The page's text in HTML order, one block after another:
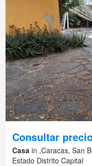
Consultar
Casa in ,Caracas, San
Estado Distrito Capital